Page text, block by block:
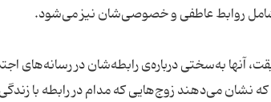
که شامل روابط عاطفی و خصوصی‌شان نیز می‌شود.
آنها به‌سختی درباره‌ی رابطه‌شان در رسانه‌های
نشان می‌دهند زوج‌هایی که مدام در رابطه با زندگی